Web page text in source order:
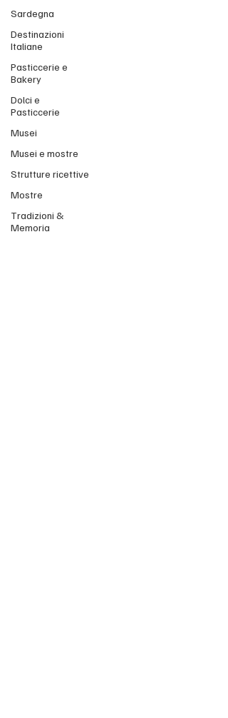
Sardegna
Destinazioni
Italiane
Pasticcerie e
Bakery
Dolci e
Pasticcerie
Musei
Musei e mostre
Strutture ricettive
Mostre
Tradizioni &
Memoria